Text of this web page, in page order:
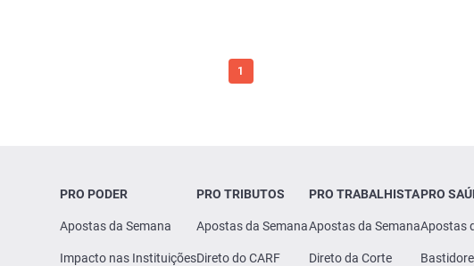
1
PRO PODER
Apostas da Semana
Impacto nas Instituições
PRO TRIBUTOS
Apostas da Semana
Direto do CARF
PRO TRABALHISTA
Apostas da Semana
Direto da Corte
PRO
Apostas